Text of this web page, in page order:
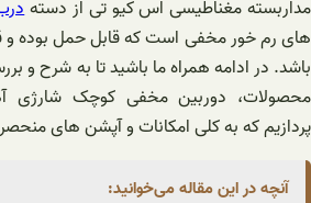
مداربسته مغناطیسی اس کیو تی از دسته
های رم خور مخفی است که قابل حمل بوده
باشد. در ادامه همراه ما باشید تا به شرح و
پردازیم که به کلی امکانات و آپشن های
آنچه در این مقاله می‌خوانید: